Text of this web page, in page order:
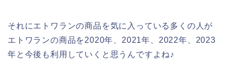
それにエトワランの商品を気に入っている多くの人が
エトワランの商品を2020年、2021年、2022年、2023
年と今後も利用していくと思うんですよね♪